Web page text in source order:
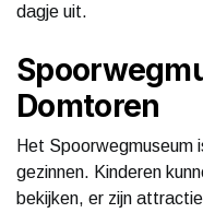
dagje uit.
Domtoren
Het Spoorwegmuseum
gezinnen. Kinderen
bekijken, er zijn